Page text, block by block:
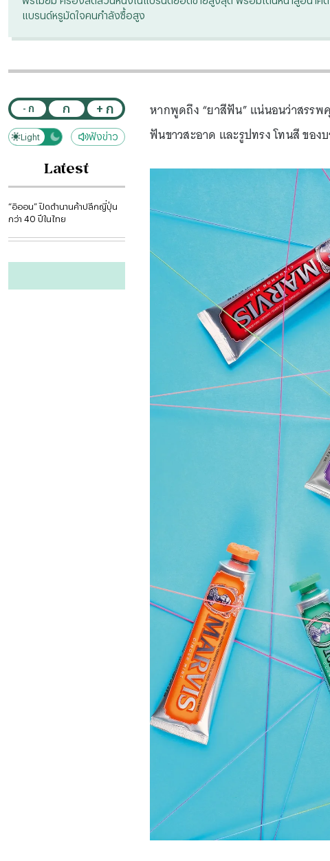
แบรนด์หรูมัดใจคนกำลังซื้อสูง
- ก ก + ก
Dark
Light ฟังข่าว
Latest
“อิออน” ปิดตำนานค้าปลีกญี่ปุ่น
กว่า 40 ปีในไทย
หากพูดถึง “ยาสีฟัน” แน่นอนว่าสรร
ฟันขาวสะอาด และรูปทรง โทนสี ขอ